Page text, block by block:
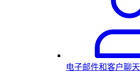
电子邮件和客户聊天